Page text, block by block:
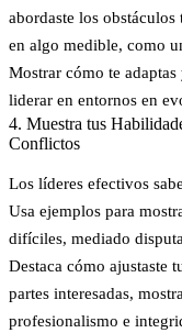
abordaste los
en algo medible, como
Mostrar cómo te
liderar en entornos en
4. Muestra tus
Conflictos
Los líderes efectivos
Usa ejemplos para
difíciles, mediado
Destaca cómo ajustaste
partes interesadas,
profesionalismo e